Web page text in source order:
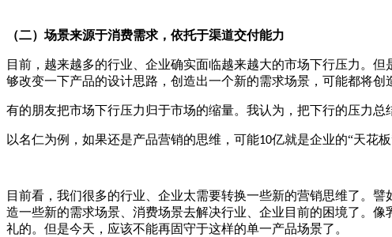
（二）场景来源于消费需求，依托于渠道交付能力
目前，越来越多的行业、企业确实面临越来越大的市场下行压力。
够改变一下产品的设计思路，创造出一个新的需求场景，可能都将创
有的朋友把市场下行压力归于市场的缩量。我认为，把下行的压力
以名仁为例，如果还是产品营销的思维，可能10亿就是企业的“天花
目前看，我们很多的行业、企业太需要转换一些新的营销思维了。
造一些新的需求场景、消费场景去解决行业、企业目前的困境了。
礼的。但是今天，应该不能再固守于这样的单一产品场景了。